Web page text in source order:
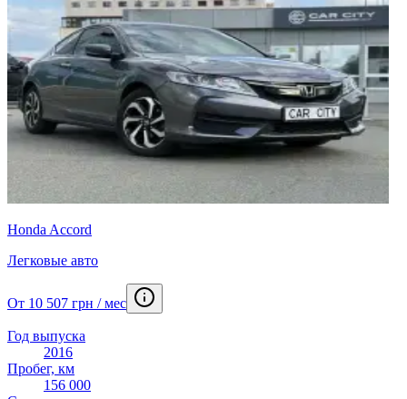
Honda Accord
Легковые авто
От 10 507 грн / мес
Год выпуска
2016
Пробег, км
156 000